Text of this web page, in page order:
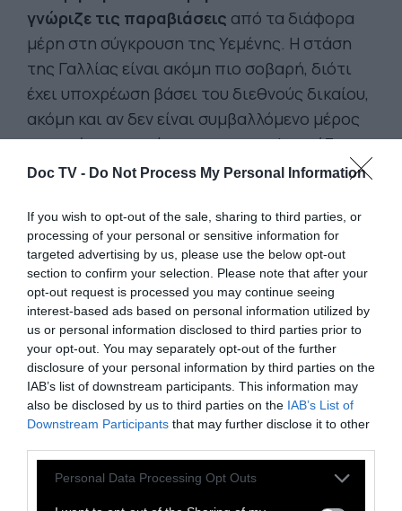
Doc TV - Do Not Process My Personal Information
If you wish to opt-out of the sale, sharing to third parties, or
processing of your personal or sensitive information for
targeted advertising by us, please use the below opt-out
section to confirm your selection. Please note that after your
opt-out request is processed you may continue seeing
interest-based ads based on personal information utilized by
us or personal information disclosed to third parties prior to
your opt-out. You may separately opt-out of the further
disclosure of your personal information by third parties on the
IAB’s list of downstream participants. This information may
also be disclosed by us to third parties on the IAB’s List of
Downstream Participants that may further disclose it to other
Personal Data Processing Opt Outs
γνώριζε τις παραβιάσεις από τα διάφορα
μέρη στη σύγκρουση της Υεμένης. Η στάση
της Γαλλίας είναι ακόμη πιο σοβαρή, διότι
έχει υποχρέωση βάσει του διεθνούς δικαίου,
ακόμη και αν δεν είναι συμβαλλόμενο μέρος
της τρέχουσας σύγκρουσης, να εφαρμόζει τις
Συμβάσεις της Γενεύης υπό όλες τις
στη διάπραξη παραβιάσεων του διεθνούς
ανθρωπιστικού δικαίου».
Επίσης, έγγραφα που ήρθαν στο φως,
δείχνουν ότι αναμφίβολα, τα γαλλικά όπλα
χρησιμοποιούνται εναντίον αμάχων. Το ίδιο
επιβεβαιώνει και η διαρροή εγγράφων της
γαλλικής Διεύθυνσης Στρατιωτικής
Αντικατασκοπίας και η δημοσιοποίησή τους
από το Disclose. Έτσι αποδεικνύεται αυτό
που καταγγέλλει η οργάνωση ADHRB, ότι οι
Γάλλοι στην πραγματικότητα έχουν επιλέξει